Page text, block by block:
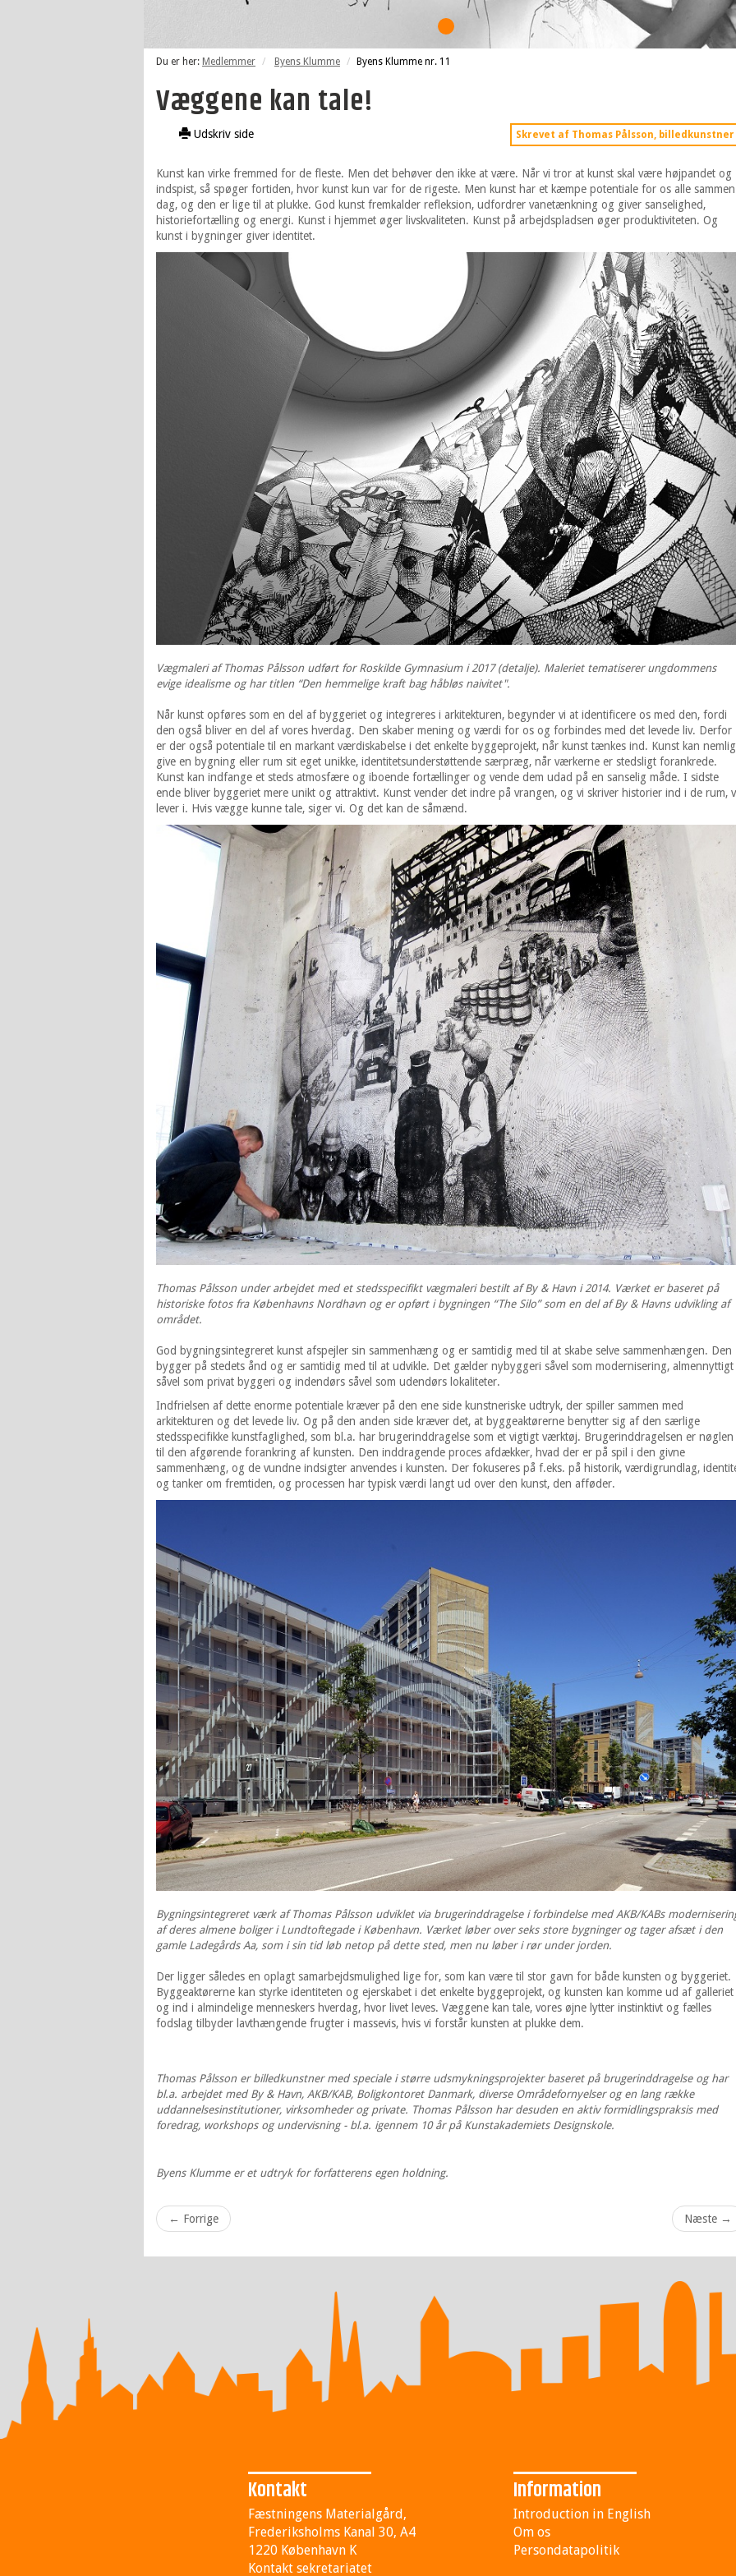
Du er her: Medlemmer Byens Klumme Byens Klumme nr. 11
Væggene kan tale!
Udskriv side Skrevet af Thomas Pålsson, billedkunstner
Kunst kan virke fremmed for de fleste. Men det behøver den ikke at være. Når vi tror at kunst skal være højpandet og
indspist, så spøger fortiden, hvor kunst kun var for de rigeste. Men kunst har et kæmpe potentiale for os alle
dag, og den er lige til at plukke. God kunst fremkalder refleksion, udfordrer vanetænkning og giver sanselighed,
historiefortælling og energi. Kunst i hjemmet øger livskvaliteten. Kunst på arbejdspladsen øger produktiviteten. Og
kunst i bygninger giver identitet.
Vægmaleri af Thomas Pålsson udført for Roskilde Gymnasium i 2017 (detalje). Maleriet tematiserer ungdommens
evige idealisme og har titlen “Den hemmelige kraft bag håbløs naivitet".
Når kunst opføres som en del af byggeriet og integreres i arkitekturen, begynder vi at identificere os med den, fordi
den også bliver en del af vores hverdag. Den skaber mening og værdi for os og forbindes med det levede liv. Derfor
er der også potentiale til en markant værdiskabelse i det enkelte byggeprojekt, når kunst tænkes ind. Kunst kan nemlig
give en bygning eller rum sit eget unikke, identitetsunderstøttende særpræg, når værkerne er stedsligt forankrede.
Kunst kan indfange et steds atmosfære og iboende fortællinger og vende dem udad på en sanselig måde. I sidste
ende bliver byggeriet mere unikt og attraktivt. Kunst vender det indre på vrangen, og vi skriver historier ind i de rum,
lever i. Hvis vægge kunne tale, siger vi. Og det kan de såmænd.
Thomas Pålsson under arbejdet med et stedsspecifikt vægmaleri bestilt af By & Havn i 2014. Værket er baseret på
historiske fotos fra Københavns Nordhavn og er opført i bygningen “The Silo” som en del af By & Havns udvikling af
området.
God bygningsintegreret kunst afspejler sin sammenhæng og er samtidig med til at skabe selve sammenhængen. Den
bygger på stedets ånd og er samtidig med til at udvikle. Det gælder nybyggeri såvel som modernisering, almennyttigt
såvel som privat byggeri og indendørs såvel som udendørs lokaliteter.
Indfrielsen af dette enorme potentiale kræver på den ene side kunstneriske udtryk, der spiller sammen med
arkitekturen og det levede liv. Og på den anden side kræver det, at byggeaktørerne benytter sig af den særlige
stedsspecifikke kunstfaglighed, som bl.a. har brugerinddragelse som et vigtigt værktøj. Brugerinddragelsen er nøglen
til den afgørende forankring af kunsten. Den inddragende proces afdækker, hvad der er på spil i den givne
sammenhæng, og de vundne indsigter anvendes i kunsten. Der fokuseres på f.eks. på historik, værdigrundlag,
og tanker om fremtiden, og processen har typisk værdi langt ud over den kunst, den afføder.
Bygningsintegreret værk af Thomas Pålsson udviklet via brugerinddragelse i forbindelse med AKB/KABs
af deres almene boliger i Lundtoftegade i København. Værket løber over seks store bygninger og tager afsæt i den
gamle Ladegårds Aa, som i sin tid løb netop på dette sted, men nu løber i rør under jorden.
Der ligger således en oplagt samarbejdsmulighed lige for, som kan være til stor gavn for både kunsten og byggeriet.
Byggeaktørerne kan styrke identiteten og ejerskabet i det enkelte byggeprojekt, og kunsten kan komme ud af galleriet
og ind i almindelige menneskers hverdag, hvor livet leves. Væggene kan tale, vores øjne lytter instinktivt og fælles
fodslag tilbyder lavthængende frugter i massevis, hvis vi forstår kunsten at plukke dem.
Thomas Pålsson er billedkunstner med speciale i større udsmykningsprojekter baseret på brugerinddragelse og har
bl.a. arbejdet med By & Havn, AKB/KAB, Boligkontoret Danmark, diverse Områdefornyelser og en lang række
uddannelsesinstitutioner, virksomheder og private. Thomas Pålsson har desuden en aktiv formidlingspraksis med
foredrag, workshops og undervisning - bl.a. igennem 10 år på Kunstakademiets Designskole.
Byens Klumme er et udtryk for forfatterens egen holdning.
← Forrige Næste →
Kontakt
Fæstningens Materialgård,
Frederiksholms Kanal 30, A4
1220 København K
Kontakt sekretariatet
Information
Introduction in English
Om os
Persondatapolitik